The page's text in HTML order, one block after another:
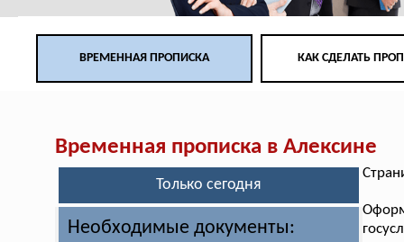
ВРЕМЕННАЯ ПРОПИСКА КАК СДЕЛАТЬ
Временная прописка в Алексине
Только сегодня
Необходимые документы: